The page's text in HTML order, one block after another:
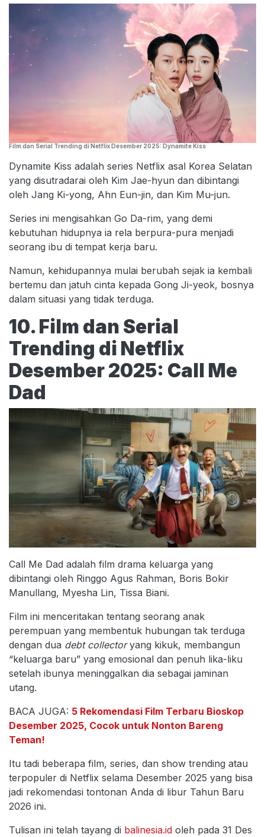
Film dan Serial Trending di Netflix Desember 2025: Dynamite Kiss
Dynamite Kiss adalah series Netflix asal Korea Selatan
yang disutradarai oleh Kim Jae-hyun dan dibintangi
oleh Jang Ki-yong, Ahn Eun-jin, dan Kim Mu-jun.
Series ini mengisahkan Go Da-rim, yang demi
kebutuhan hidupnya ia rela berpura-pura menjadi
seorang ibu di tempat kerja baru.
Namun, kehidupannya mulai berubah sejak ia kembali
bertemu dan jatuh cinta kepada Gong Ji-yeok, bosnya
dalam situasi yang tidak terduga.
10. Film dan Serial
Trending di Netflix
Desember 2025: Call Me
Dad
Call Me Dad adalah film drama keluarga yang
dibintangi oleh Ringgo Agus Rahman, Boris Bokir
Manullang, Myesha Lin, Tissa Biani.
Film ini menceritakan tentang seorang anak
perempuan yang membentuk hubungan tak terduga
dengan dua debt collectoryang kikuk, membangun
“keluarga baru” yang emosional dan penuh lika-liku
setelah ibunya meninggalkan dia sebagai jaminan
utang.
BACA JUGA: 5 Rekomendasi Film Terbaru Bioskop
Desember 2025, Cocok untuk Nonton Bareng
Teman!
Itu tadi beberapa film, series, dan show trending atau
terpopuler di Netflix selama Desember 2025 yang bisa
jadi rekomendasi tontonan Anda di libur Tahun Baru
2026 ini.
Tulisan ini telah tayang di balinesia.id oleh pada 31 Des